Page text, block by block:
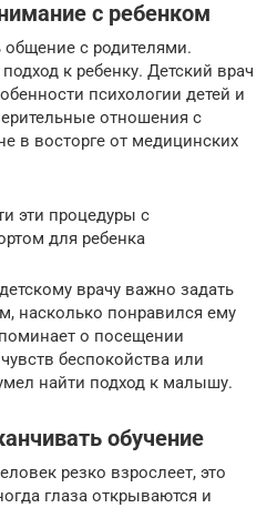
с ребенком
с родителями.
к ребенку. Детский врач
психологии детей и
отношения с
в восторге от медицинских
эти процедуры с
для ребенка
врачу важно задать
насколько понравился ему
о посещении
беспокойства или
найти подход к малышу.
обучение
резко взрослеет, это
глаза открываются и